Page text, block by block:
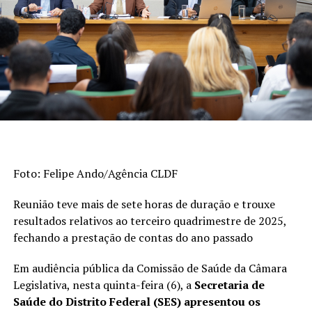
Educação Básica (Saeb) e as taxas de aprovação apuradas
pelo Censo Escolar. Os indicadores são divulgados a cada
dois anos. A escala do Ideb varia de 0 a 10.
>> Veja abaixo os indicadores do
ensino fundamental
para 6,3, superando a meta (6). Em 2005, era
Esta foi a etapa da educação básica que
registrou o avanço mais expressivo na série
histórica de 20 anos.
Quando considerados os anos finais do ensino
fundamental (6º ao 9º ano), o desempenho
subiu de 5 para 5,3, mas ficou abaixo da meta
Foto: Felipe Ando/Agência CLDF
Reunião teve mais de sete horas de duração e trouxe
resultados relativos ao terceiro quadrimestre de 2025,
fechando a prestação de contas do ano passado
Em audiência pública da Comissão de Saúde da Câmara
Legislativa, nesta quinta-feira (6), a Secretaria de
Saúde do Distrito Federal (SES) apresentou os